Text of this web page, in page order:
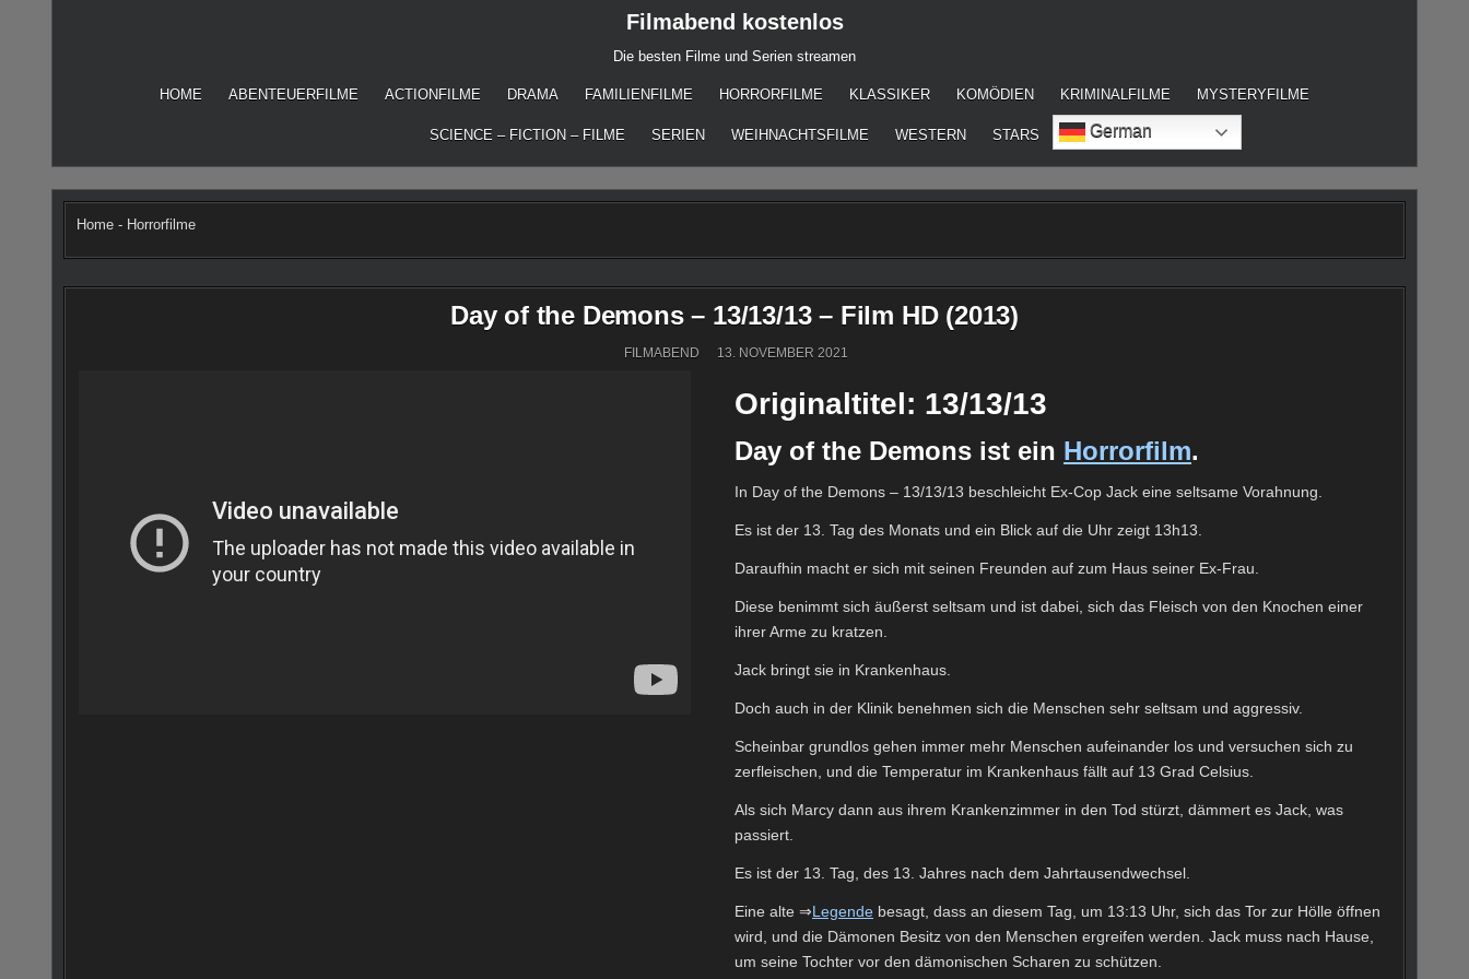
Filmabend kostenlos
Die besten Filme und Serien streamen
HOME ABENTEUERFILME ACTIONFILME DRAMA FAMILIENFILME HORRORFILME KLASSIKER KOMÖDIEN KRIMINALFILME MYSTERYFILME
SCIENCE – FICTION – FILME SERIEN WEIHNACHTSFILME WESTERN STARS German
Home - Horrorfilme
Day of the Demons – 13/13/13 – Film HD (2013)
FILMABEND 13. NOVEMBER 2021
Originaltitel: 13/13/13
Day of the Demons ist ein Horrorfilm.
In Day of the Demons – 13/13/13 beschleicht Ex-Cop Jack eine seltsame Vorahnung.
Es ist der 13. Tag des Monats und ein Blick auf die Uhr zeigt 13h13.
Daraufhin macht er sich mit seinen Freunden auf zum Haus seiner Ex-Frau.
Diese benimmt sich äußerst seltsam und ist dabei, sich das Fleisch von den Knochen einer
ihrer Arme zu kratzen.
Jack bringt sie in Krankenhaus.
Doch auch in der Klinik benehmen sich die Menschen sehr seltsam und aggressiv.
Scheinbar grundlos gehen immer mehr Menschen aufeinander los und versuchen sich zu
zerfleischen, und die Temperatur im Krankenhaus fällt auf 13 Grad Celsius.
Als sich Marcy dann aus ihrem Krankenzimmer in den Tod stürzt, dämmert es Jack, was
passiert.
Es ist der 13. Tag, des 13. Jahres nach dem Jahrtausendwechsel.
Eine alte ⇒Legende besagt, dass an diesem Tag, um 13:13 Uhr, sich das Tor zur Hölle öffnen
wird, und die Dämonen Besitz von den Menschen ergreifen werden. Jack muss nach Hause,
um seine Tochter vor den dämonischen Scharen zu schützen.